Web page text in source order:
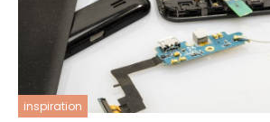
inspiration